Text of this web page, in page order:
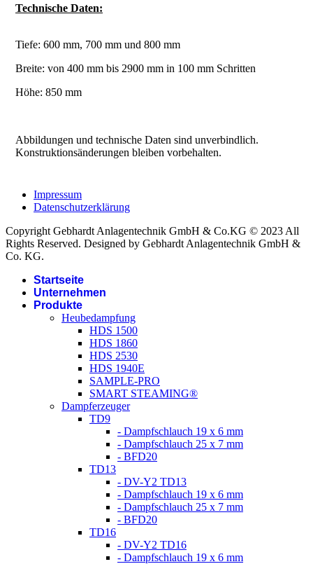
Technische Daten:
Tiefe: 600 mm, 700 mm und 800 mm
Breite: von 400 mm bis 2900 mm in 100 mm Schritten
Höhe: 850 mm
Abbildungen und technische Daten sind unverbindlich.
Konstruktionsänderungen bleiben vorbehalten.
Impressum
Datenschutzerklärung
Copyright Gebhardt Anlagentechnik GmbH & Co.KG © 2023 All
Rights Reserved. Designed by Gebhardt Anlagentechnik GmbH &
Co. KG.
Startseite
Unternehmen
Produkte
Heubedampfung
HDS 1500
HDS 1860
HDS 2530
HDS 1940E
SAMPLE-PRO
SMART STEAMING®
Dampferzeuger
TD9
- Dampfschlauch 19 x 6 mm
- Dampfschlauch 25 x 7 mm
- BFD20
TD13
- DV-Y2 TD13
- Dampfschlauch 19 x 6 mm
- Dampfschlauch 25 x 7 mm
- BFD20
TD16
- DV-Y2 TD16
- Dampfschlauch 19 x 6 mm